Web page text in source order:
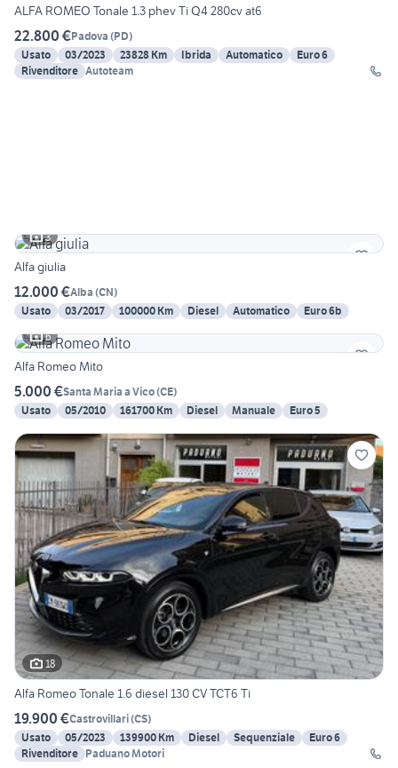
ALFA ROMEO Tonale 1.3 phev Ti Q4 280cv at6
22.800 €Padova (PD)
Usato
03/2023 23828 Km Ibrida Automatico
Euro 6
Rivenditore Autoteam
3
Alfa giulia
12.000 €Alba (CN)
Usato
03/2017 100000 Km Diesel Automatico
Euro 6b
6
Alfa Romeo Mito
5.000 €Santa Maria a Vico(CE)
Usato
05/2010 161700 Km Diesel Manuale Euro 5
18
Alfa Romeo Tonale 1.6 diesel 130 CV TCT6 Ti
19.900 €Castrovillari(CS)
Usato
05/2023 139900 Km Diesel Sequenziale
Euro 6
Rivenditore Paduano Motori